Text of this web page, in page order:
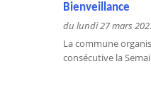
Bienveillance
du lundi 27 mars
La commune
consécutive la